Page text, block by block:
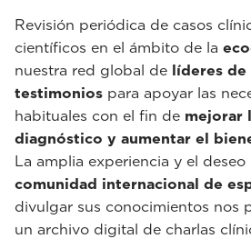
Revisión periódica de casos
científicos en el ámbito de la
nuestra red global de líderes
testimonios para apoyar las
habituales con el fin de mejorar
diagnóstico y aumentar el
La amplia experiencia y el deseo
comunidad internacional de
divulgar sus conocimientos nos
un archivo digital de charlas